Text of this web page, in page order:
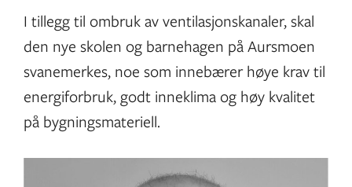
I tillegg til ombruk av ventilasjonskanaler, skal
den nye skolen og barnehagen på Aursmoen
svanemerkes, noe som innebærer høye krav til
energiforbruk, godt inneklima og høy kvalitet
på bygningsmateriell.